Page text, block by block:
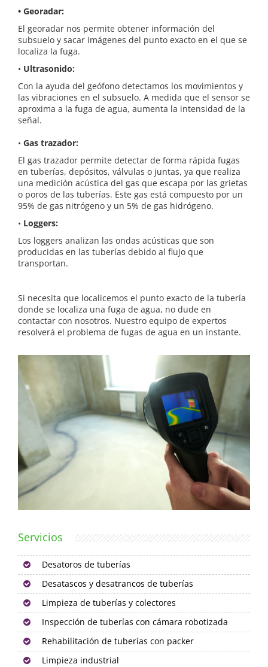
• Georadar:
El georadar nos permite obtener información del
subsuelo y sacar imágenes del punto exacto en el que se
localiza la fuga.
• Ultrasonido:
Con la ayuda del geófono detectamos los movimientos y
las vibraciones en el subsuelo. A medida que el sensor se
aproxima a la fuga de agua, aumenta la intensidad de la
señal.
• Gas trazador:
El gas trazador permite detectar de forma rápida fugas
en tuberías, depósitos, válvulas o juntas, ya que realiza
una medición acústica del gas que escapa por las grietas
o poros de las tuberías. Este gas está compuesto por un
95% de gas nitrógeno y un 5% de gas hidrógeno.
• Loggers:
Los loggers analizan las ondas acústicas que son
producidas en las tuberías debido al flujo que
transportan.
Si necesita que localicemos el punto exacto de la tubería
donde se localiza una fuga de agua, no dude en
contactar con nosotros. Nuestro equipo de expertos
resolverá el problema de fugas de agua en un instante.
Servicios
Desatoros de tuberías
Desatascos y desatrancos de tuberías
Limpieza de tuberías y colectores
Inspección de tuberías con cámara robotizada
Rehabilitación de tuberías con packer
Limpieza industrial